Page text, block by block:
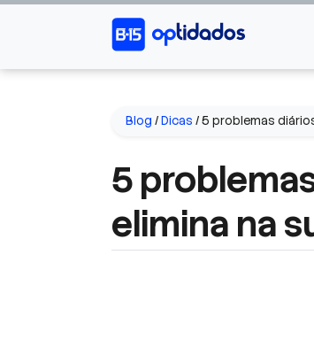
Blog /Dicas /5 problemas
5
elimina na